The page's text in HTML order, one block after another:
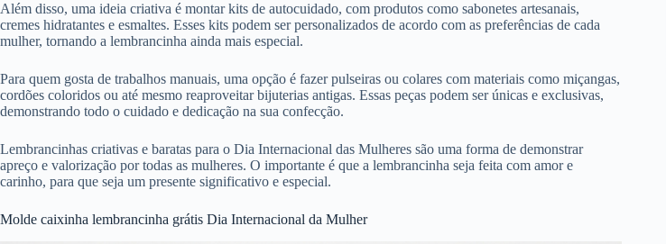
Além disso, uma ideia criativa é montar kits de autocuidado, com produtos como sabonetes artesanais,
cremes hidratantes e esmaltes. Esses kits podem ser personalizados de acordo com as preferências de cada
mulher, tornando a lembrancinha ainda mais especial.
Para quem gosta de trabalhos manuais, uma opção é fazer pulseiras ou colares com materiais como miçangas,
cordões coloridos ou até mesmo reaproveitar bijuterias antigas. Essas peças podem ser únicas e exclusivas,
demonstrando todo o cuidado e dedicação na sua confecção.
Lembrancinhas criativas e baratas para o Dia Internacional das Mulheres são uma forma de demonstrar
apreço e valorização por todas as mulheres. O importante é que a lembrancinha seja feita com amor e
carinho, para que seja um presente significativo e especial.
Molde caixinha lembrancinha grátis Dia Internacional da Mulher